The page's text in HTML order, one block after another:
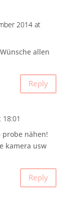
2014 at
allen
Reply
probe nähen!
kamera usw
Reply